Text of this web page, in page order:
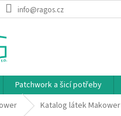
info@ragos.cz
Patchwork a šicí potřeby
Katalog látek Makower